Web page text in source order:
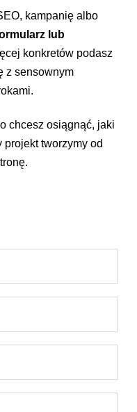
kampanię albo
lub
konkretów podasz
z sensownym
chcesz osiągnąć, jaki
projekt tworzymy od